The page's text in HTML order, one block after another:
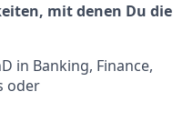
mit denen Du die
in Banking, Finance,
oder